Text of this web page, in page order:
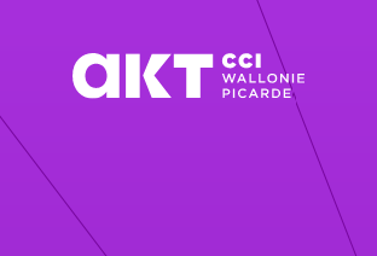
Passer au contenu principal